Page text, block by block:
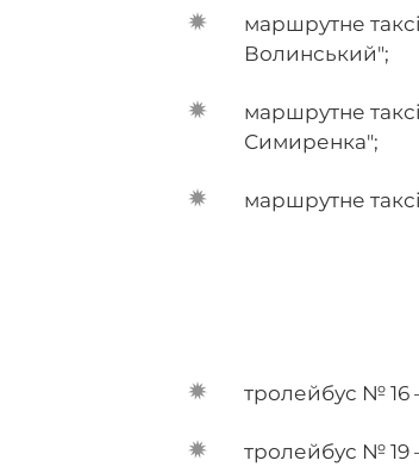
маршрутне
Волинський";
маршрутне
Симиренка";
маршрутне
тролейбус № 16
тролейбус №